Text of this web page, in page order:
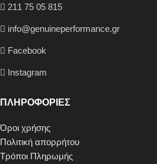
211 75 05 815
info@genuineperformance.gr
Facebook
Instagram
ΠΛΗΡΟΦΟΡΙΕΣ
Όροι χρήσης
Πολιτική απορρήτου
Τρόποι Πληρωμής